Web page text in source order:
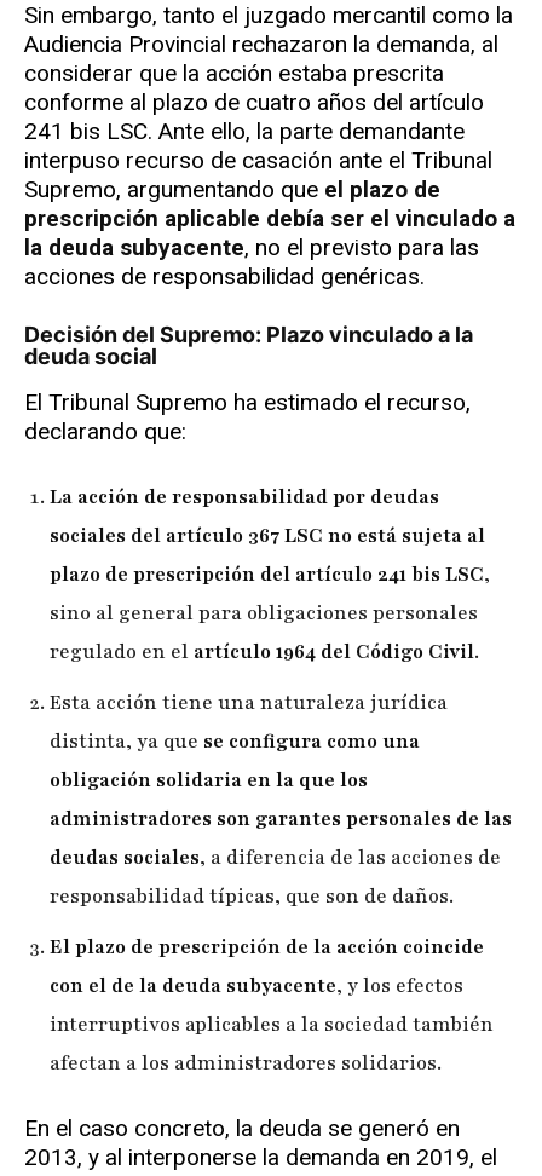
Sin embargo, tanto el juzgado mercantil como la
Audiencia Provincial rechazaron la demanda, al
considerar que la acción estaba prescrita
conforme al plazo de cuatro años del artículo
241 bis LSC. Ante ello, la parte demandante
interpuso recurso de casación ante el Tribunal
Supremo, argumentando que el plazo de
prescripción aplicable debía ser el vinculado a
la deuda subyacente, no el previsto para las
acciones de responsabilidad genéricas.
Decisión del Supremo: Plazo vinculado a la
deuda social
El Tribunal Supremo ha estimado el recurso,
declarando que:
La acción de responsabilidad por deudas
sociales del artículo 367 LSC no está sujeta al
plazo de prescripción del artículo 241 bis LSC,
sino al general para obligaciones personales
regulado en el artículo 1964 del Código Civil.
Esta acción tiene una naturaleza jurídica
distinta, ya que se configura como una
obligación solidaria en la que los
administradores son garantes personales de las
deudas sociales, a diferencia de las acciones de
responsabilidad típicas, que son de daños.
El plazo de prescripción de la acción coincide
con el de la deuda subyacente, y los efectos
interruptivos aplicables a la sociedad también
afectan a los administradores solidarios.
En el caso concreto, la deuda se generó en
2013, y al interponerse la demanda en 2019, el